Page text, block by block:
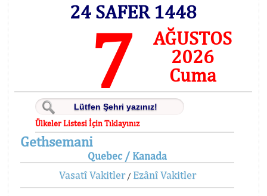
24 SAFER 1448
7
AĞUSTOS
2026
Cuma
Ülkeler Listesi İçin Tıklayınız
Gethsemani
Quebec / Kanada
Vasatî Vakitler/ Ezânî Vakitler